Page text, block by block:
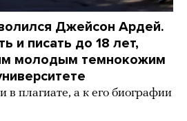
Джейсон Ардей.
и писать до 18 лет,
молодым темнокожим
в плагиате, а к его биографии